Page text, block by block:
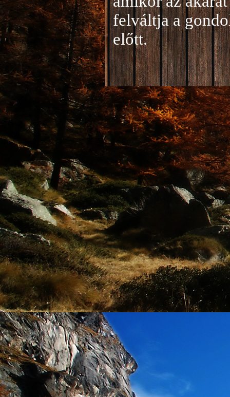
felváltja a
előtt.
Jelentkezés a
A
folyamatosan
benyújtása a je
történik mind
személyesen.
személyesen a
címen tudjátok
Kérelmeteket
amennyiben
ovi bejárata a
nyíló
Szeretettel